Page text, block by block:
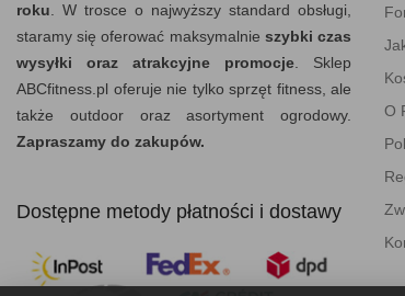
roku . W trosce o najwyższy standard obsługi,
staramy się oferować maksymalnie szybki czas
wysyłki oraz atrakcyjne promocje . Sklep
ABCfitness.pl oferuje nie tylko sprzęt fitness, ale
także outdoor oraz asortyment ogrodowy.
Zapraszamy do zakupów.
Dostępne metody płatności i dostawy
O